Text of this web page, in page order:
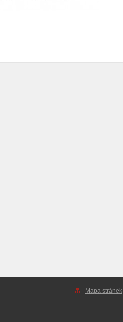
Mapa stránek